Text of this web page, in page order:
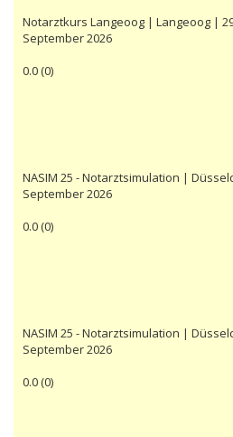
Notarztkurs Langeoog | Langeoog |
September 2026
0.0(0)
NASIM 25 - Notarztsimulation |
September 2026
0.0(0)
NASIM 25 - Notarztsimulation |
September 2026
0.0(0)